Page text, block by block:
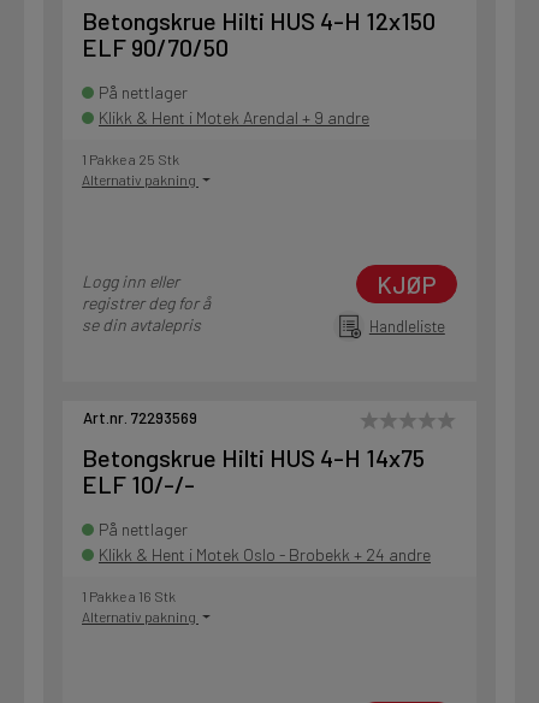
Betongskrue Hilti HUS 4-H 12x150
ELF 90/70/50
På nettlager
Klikk & Hent i Motek Arendal + 9 andre
1 Pakke a 25 Stk
Alternativ pakning
Logg inn eller
registrer deg for å
se din avtalepris
KJØP
Handleliste
Art.nr. 72293569
Betongskrue Hilti HUS 4-H 14x75
ELF 10/-/-
På nettlager
Klikk & Hent i Motek Oslo - Brobekk + 24 andre
1 Pakke a 16 Stk
Alternativ pakning